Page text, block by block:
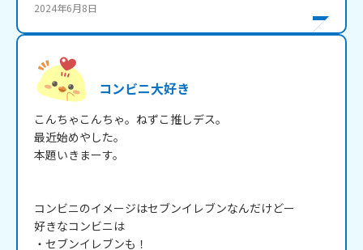
2024年6月8日
コンビニ大好き
こんちゃこんちゃ。ねずこ推しデス。
最近始めやした。
本題いきまーす。
コンビニのイメージはセブンイレブンなんだけどー
好きなコンビニは
・セブンイレブンも！